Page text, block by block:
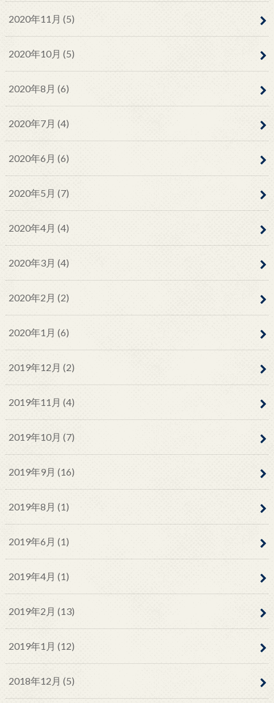
2020年11月 (5)
2020年10月 (5)
2020年8月 (6)
2020年7月 (4)
2020年6月 (6)
2020年5月 (7)
2020年4月 (4)
2020年3月 (4)
2020年2月 (2)
2020年1月 (6)
2019年12月 (2)
2019年11月 (4)
2019年10月 (7)
2019年9月 (16)
2019年8月 (1)
2019年6月 (1)
2019年4月 (1)
2019年2月 (13)
2019年1月 (12)
2018年12月 (5)